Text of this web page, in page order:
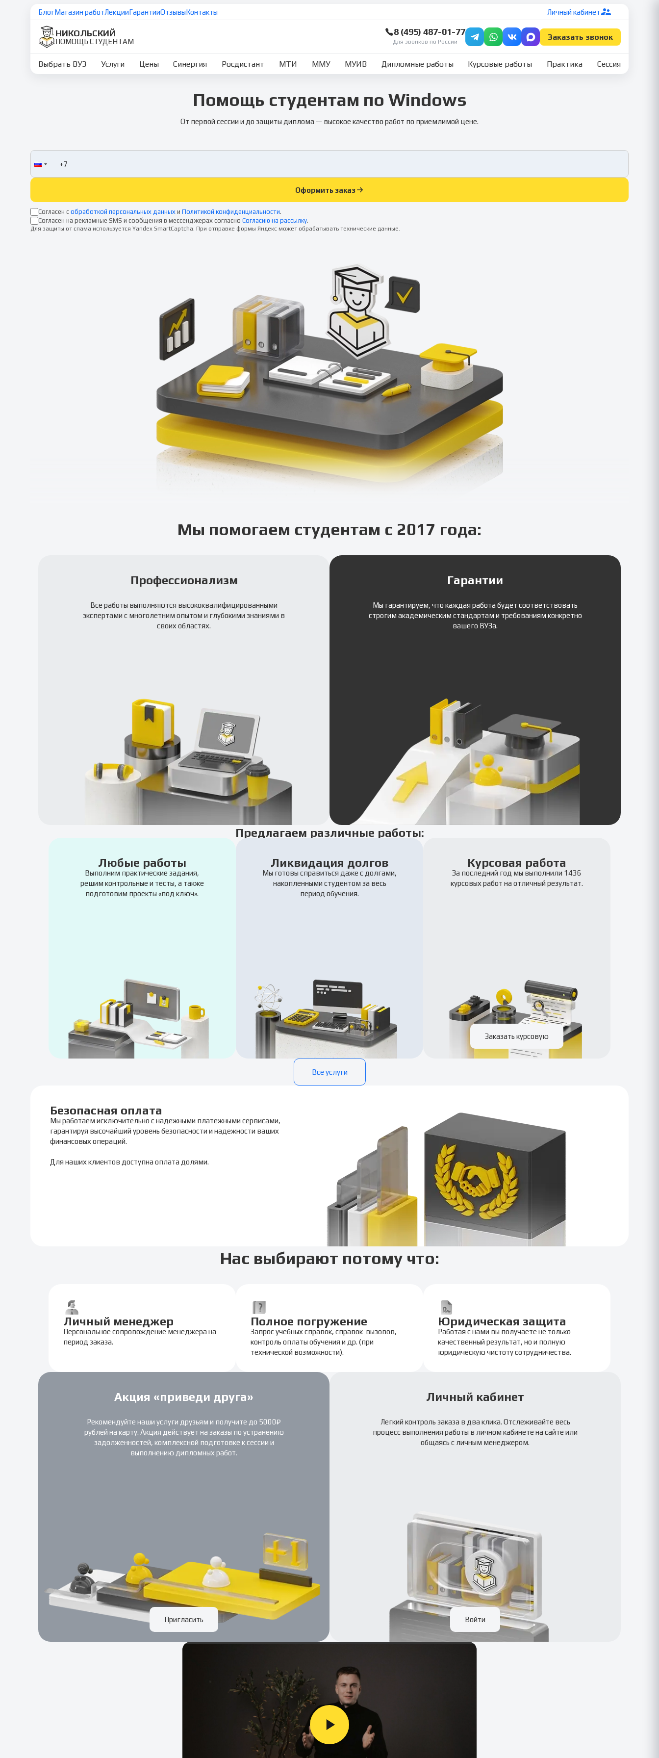
БлогМагазин работЛекцииГарантииОтзывыКонтакты Личный кабинет
НИКОЛЬСКИЙ
ПОМОЩЬ СТУДЕНТАМ
8 (495) 487-01-77
Для звонков по России
Заказать звонок
Выбрать ВУЗ Услуги Цены Синергия Росдистант МТИ ММУ МУИВ Дипломные работы Курсовые работы Практика Сессия
Помощь студентам по Windows
От первой сессии и до защиты диплома — высокое качество работ по приемлимой цене.
Оформить заказ
Согласен с обработкой персональных данных и Политикой конфиденциальности.
Согласен на рекламные SMS и сообщения в мессенджерах согласно Согласию на рассылку.
Для защиты от спама используется Yandex SmartCaptcha. При отправке формы Яндекс может обрабатывать технические данные.
Мы помогаем студентам с 2017 года:
Профессионализм
Все работы выполняются высококвалифицированными
экспертами с многолетним опытом и глубокими знаниями в
своих областях.
Гарантии
Мы гарантируем, что каждая работа будет соответствовать
строгим академическим стандартам и требованиям конкретно
вашего ВУЗа.
Предлагаем различные работы:
Любые работы
Выполним практические задания,
решим контрольные и тесты, а также
подготовим проекты «под ключ».
Ликвидация долгов
Мы готовы справиться даже с долгами,
накопленными студентом за весь
период обучения.
Курсовая работа
За последний год мы выполнили 1436
курсовых работ на отличный результат.
Заказать курсовую
Все услуги
Безопасная оплата
Мы работаем исключительно с надежными платежными сервисами,
гарантируя высочайший уровень безопасности и надежности ваших
финансовых операций.
Для наших клиентов доступна оплата долями.
Нас выбирают потому что:
Личный менеджер
Персональное сопровождение менеджера на
период заказа.
Полное погружение
Запрос учебных справок, справок-вызовов,
контроль оплаты обучения и др. (при
технической возможности).
Юридическая защита
Работая с нами вы получаете не только
качественный результат, но и полную
юридическую чистоту сотрудничества.
Акция «приведи друга»
Рекомендуйте наши услуги друзьям и получите до 5000₽
рублей на карту. Акция действует на заказы по устранению
задолженностей, комплексной подготовке к сессии и
выполнению дипломных работ.
Пригласить
Личный кабинет
Легкий контроль заказа в два клика. Отслеживайте весь
процесс выполнения работы в личном кабинете на сайте или
общаясь с личным менеджером.
Войти